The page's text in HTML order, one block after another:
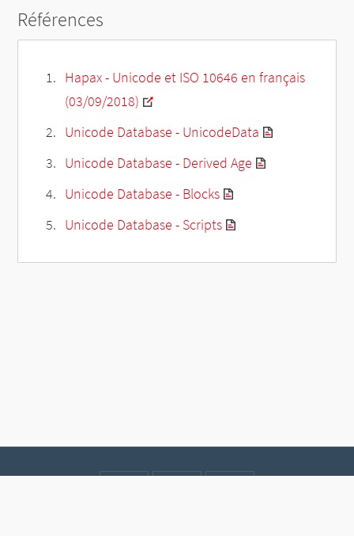
Références
Hapax - Unicode et ISO 10646 en français
(03/09/2018)
Unicode Database - UnicodeData
Unicode Database - Derived Age
Unicode Database - Blocks
Unicode Database - Scripts